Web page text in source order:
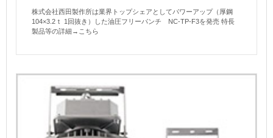
株式会社西田製作所は業界トップシェアとしてパワーアップ（厚鋼
104×3.2ｔ 1回抜き）した油圧フリーパンチ NC-TP-F3を発売 特長
製品等の詳細→こちら